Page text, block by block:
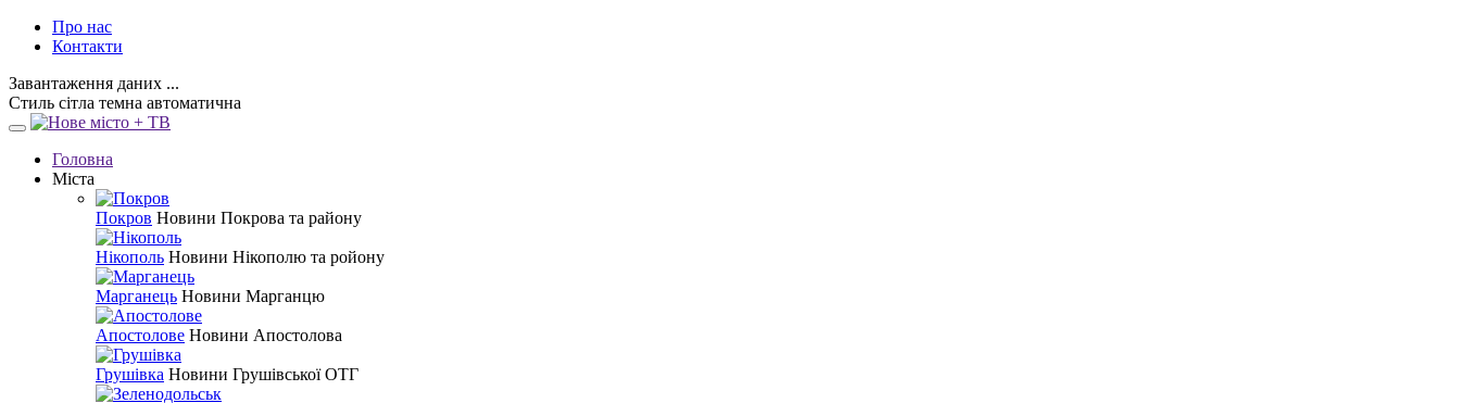
Про нас
Контакти
Завантаження даних ...
Стиль сітла темна автоматична
Головна
Міста
Покров Новини Покрова та району
Нікополь Новини Нікополю та ройону
Марганець Новини Марганцю
Апостолове Новини Апостолова
Грушівка Новини Грушівської ОТГ